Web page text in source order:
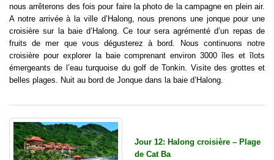
nous arrêterons des fois pour faire la photo de la campagne en plein air.
A notre arrivée à la ville d’Halong, nous prenons une jonque pour une
croisière sur la baie d’Halong. Ce tour sera agrémenté d’un repas de
fruits de mer que vous dégusterez à bord. Nous continuons notre
croisière pour explorer la baie comprenant environ 3000 îles et îlots
émergeants de l’eau turquoise du golf de Tonkin. Visite des grottes et
belles plages. Nuit au bord de Jonque dans la baie d’Halong.
Jour 12: Halong croisière – Plage
de Cat Ba